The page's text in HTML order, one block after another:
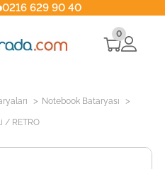
0216 629 90 40
0
> Notebook Bataryası >
/ RETRO